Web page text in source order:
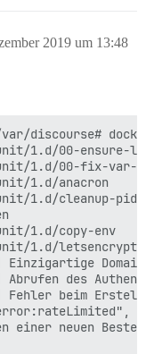
2019 um 13:48
var/discourse#
1.d/00-ensure-
1.d/00-fix-var-
1.d/anacron
1.d/cleanup-pids
1.d/copy-env
1.d/letsencrypt
Einzigartige
Abrufen des
Fehler beim
einer neuen